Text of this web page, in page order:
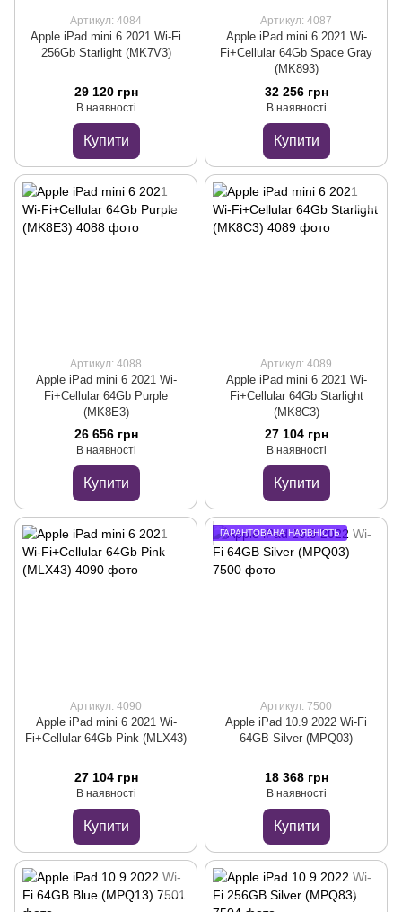
Артикул: 4084
Apple iPad mini 6 2021 Wi‑Fi
256Gb Starlight (MK7V3)
29 120 грн
В наявності
Купити
Артикул: 4087
Apple iPad mini 6 2021 Wi-
Fi+Cellular 64Gb Space Gray
(MK893)
32 256 грн
В наявності
Купити
Артикул: 4088
Apple iPad mini 6 2021 Wi-
Fi+Cellular 64Gb Purple
(MK8E3)
26 656 грн
В наявності
Купити
Артикул: 4089
Apple iPad mini 6 2021 Wi-
Fi+Cellular 64Gb Starlight
(MK8C3)
27 104 грн
В наявності
Купити
Артикул: 4090
Apple iPad mini 6 2021 Wi-
Fi+Cellular 64Gb Pink (MLX43)
27 104 грн
В наявності
Купити
ГАРАНТОВАНА НАЯВНІСТЬ
Артикул: 7500
Apple iPad 10.9 2022 Wi-Fi
64GB Silver (MPQ03)
18 368 грн
В наявності
Купити